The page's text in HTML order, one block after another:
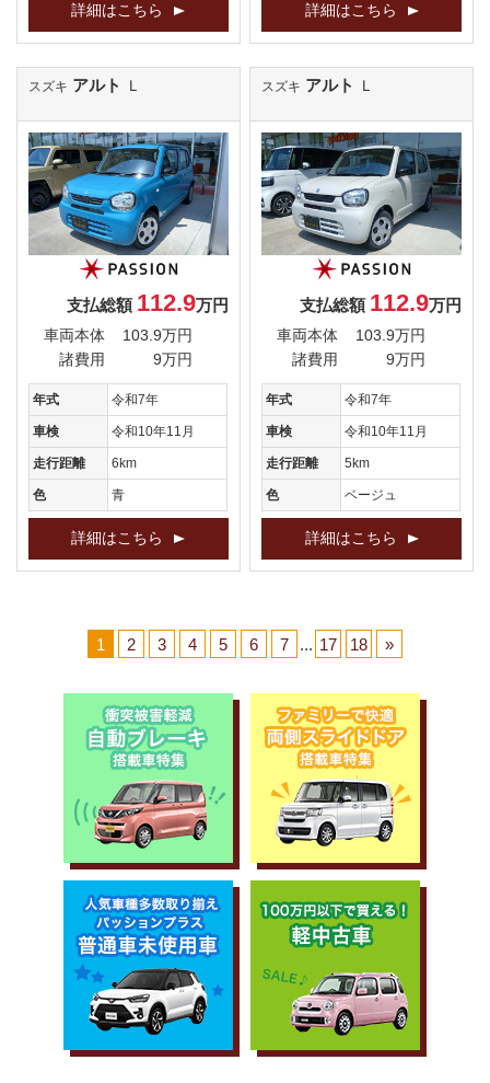
詳細はこちら 詳細はこちら
スズキ アルト Ｌ
支払総額 112.9万円
車両本体
103.9万円
諸費用
9万円
年式 令和7年
車検 令和10年11月
走行距離 6km
色 青
詳細はこちら
スズキ アルト Ｌ
支払総額 112.9万円
車両本体
103.9万円
諸費用
9万円
年式 令和7年
車検 令和10年11月
走行距離 5km
色 ベージュ
詳細はこちら
1 2 3 4 5 6 7 ... 17 18 »